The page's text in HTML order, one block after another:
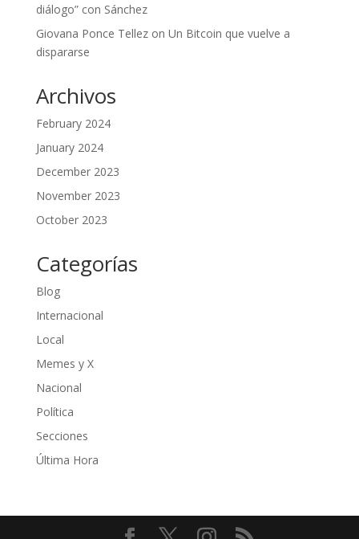
diálogo” con Sánchez
Giovana Ponce Tellezon Un Bitcoin que vuelve a
dispararse
Archivos
February 2024
January 2024
December 2023
November 2023
October 2023
Categorías
Blog
Internacional
Local
Memes y X
Nacional
Política
Secciones
Última Hora